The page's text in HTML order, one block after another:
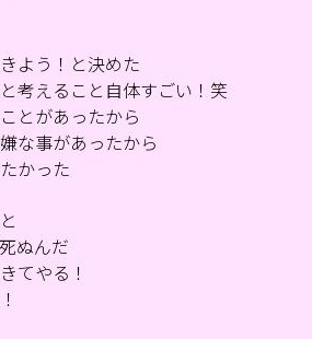
よう！と決めた
考えること自体すごい！笑
とがあったから
な事があったから
かった
ぬんだ
てやる！